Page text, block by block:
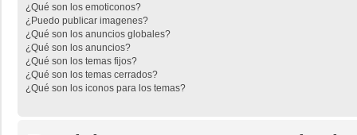
¿Qué son los emoticonos?
¿Puedo publicar imagenes?
¿Qué son los anuncios globales?
¿Qué son los anuncios?
¿Qué son los temas fijos?
¿Qué son los temas cerrados?
¿Qué son los iconos para los temas?